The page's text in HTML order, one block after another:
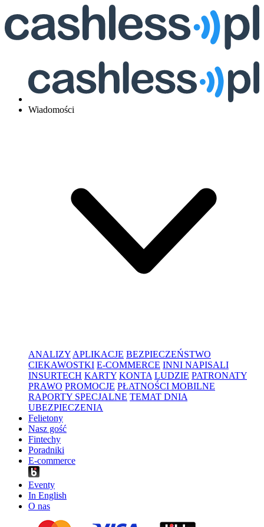
Wiadomości
ANALIZY APLIKACJE BEZPIECZEŃSTWO
CIEKAWOSTKI E-COMMERCE INNI NAPISALI
INSURTECH KARTY KONTA LUDZIE PATRONATY
PRAWO PROMOCJE PŁATNOŚCI MOBILNE
RAPORTY SPECJALNE TEMAT DNIA
UBEZPIECZENIA
Felietony
Nasz gość
Fintechy
Poradniki
E-commerce
Eventy
In English
O nas